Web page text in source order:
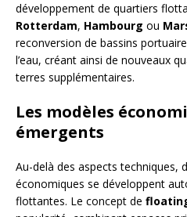
développement de quartiers
Rotterdam, Hambourg ou
reconversion de bassins
l’eau, créant ainsi de nouveaux
terres supplémentaires.
Les modèles
émergents
Au-delà des aspects techniques,
économiques se développent
flottantes. Le concept de